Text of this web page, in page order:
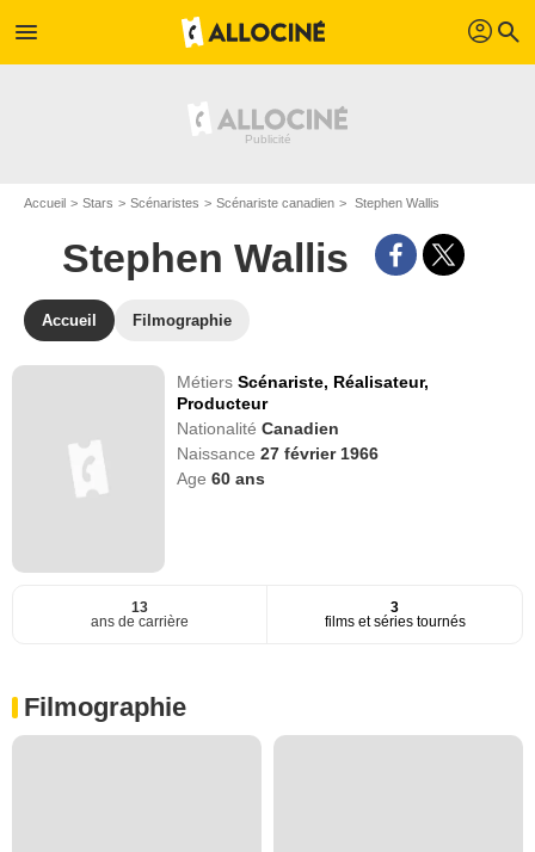
menu profil search
Accueil Stars Scénaristes Scénariste canadien Stephen Wallis
Stephen Wallis
Accueil Filmographie
MétiersScénariste, Réalisateur,
Producteur
NationalitéCanadien
Naissance27 février 1966
Age60 ans
13
ans de carrière
3
films et séries tournés
Filmographie